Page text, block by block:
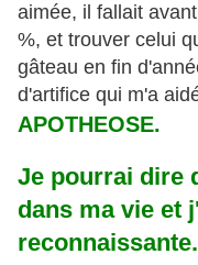
aimée, il fallait
%, et trouver celui
gâteau en fin
d'artifice qui m'a
APOTHEOSE.
Je pourrai dire
dans ma vie et
reconnaissante.